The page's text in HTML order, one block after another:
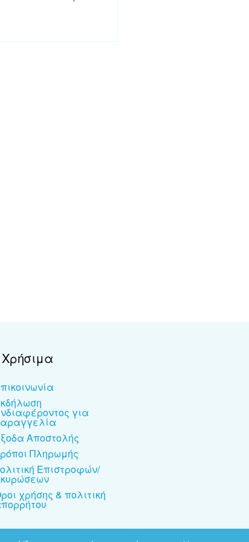
Χρήσιμα
για
Αποστολής
Πληρωμής
Επιστροφών/
χρήσης & πολιτική